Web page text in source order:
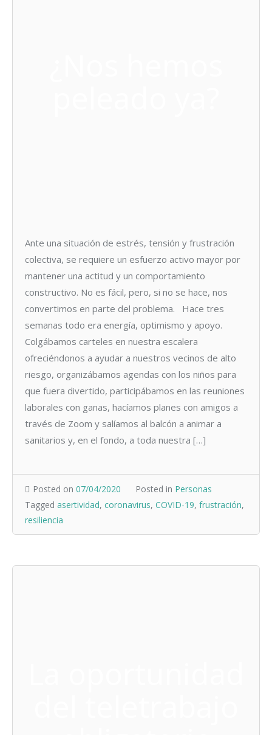
Ante una situación de estrés, tensión y frustración
colectiva, se requiere un esfuerzo activo mayor por
mantener una actitud y un comportamiento
constructivo. No es fácil, pero, si no se hace, nos
convertimos en parte del problema. Hace tres
semanas todo era energía, optimismo y apoyo.
Colgábamos carteles en nuestra escalera
ofreciéndonos a ayudar a nuestros vecinos de alto
riesgo, organizábamos agendas con los niños para
que fuera divertido, participábamos en las reuniones
laborales con ganas, hacíamos planes con amigos a
través de Zoom y salíamos al balcón a animar a
sanitarios y, en el fondo, a toda nuestra […]
Posted on 07/04/2020 Posted in Personas
Tagged asertividad, coronavirus, COVID-19, frustración,
resiliencia